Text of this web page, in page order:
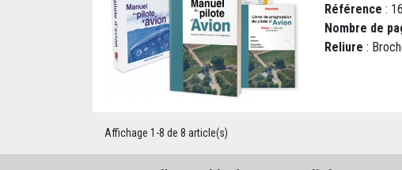
Référence :
Nombre de
Reliure :
Affichage 1-8 de 8 article(s)